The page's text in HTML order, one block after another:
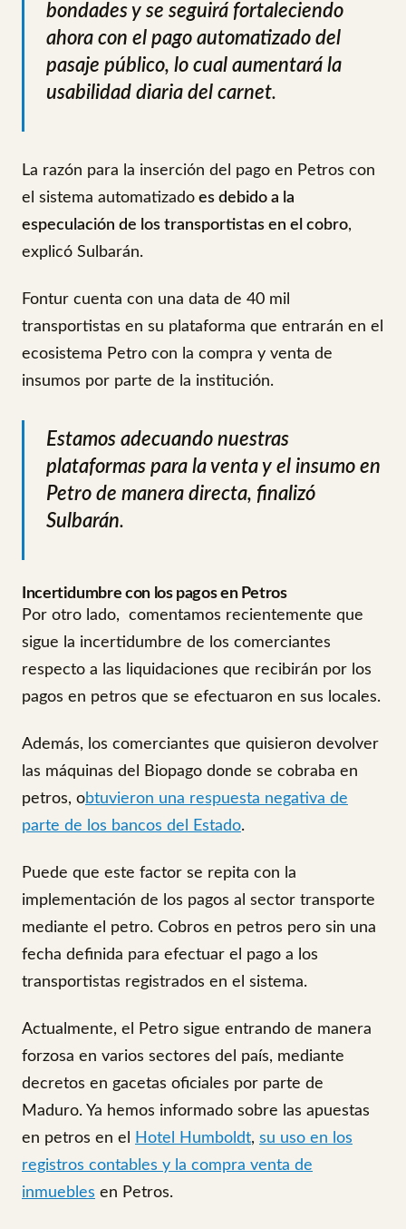
bondades y se seguirá fortaleciendo
ahora con el pago automatizado del
pasaje público, lo cual aumentará la
usabilidad diaria del carnet.
La razón para la inserción del pago en Petros con
el sistema automatizado es debido a la
especulación de los transportistas en el cobro,
explicó Sulbarán.
Fontur cuenta con una data de 40 mil
transportistas en su plataforma que entrarán en el
ecosistema Petro con la compra y venta de
insumos por parte de la institución.
Estamos adecuando nuestras
plataformas para la venta y el insumo en
Petro de manera directa, finalizó
Sulbarán.
Incertidumbre con los pagos en Petros
Por otro lado, comentamos recientemente que
sigue la incertidumbre de los comerciantes
respecto a las liquidaciones que recibirán por los
pagos en petros que se efectuaron en sus locales.
Además, los comerciantes que quisieron devolver
las máquinas del Biopago donde se cobraba en
petros, obtuvieron una respuesta negativa de
parte de los bancos del Estado.
Puede que este factor se repita con la
implementación de los pagos al sector transporte
mediante el petro. Cobros en petros pero sin una
fecha definida para efectuar el pago a los
transportistas registrados en el sistema.
Actualmente, el Petro sigue entrando de manera
forzosa en varios sectores del país, mediante
decretos en gacetas oficiales por parte de
Maduro. Ya hemos informado sobre las apuestas
en petros en el
Hotel Humboldt, su uso en los
registros contables y la compra venta de
inmuebles en Petros.